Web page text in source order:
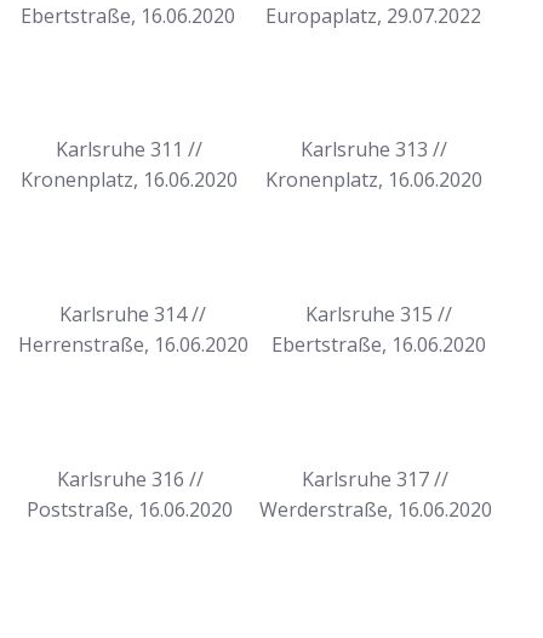
Ebertstraße, 16.06.2020
Europaplatz, 29.07.2022
Karlsruhe 311 //
Kronenplatz, 16.06.2020
Karlsruhe 313 //
Kronenplatz, 16.06.2020
Karlsruhe 314 //
Herrenstraße, 16.06.2020
Karlsruhe 315 //
Ebertstraße, 16.06.2020
Karlsruhe 316 //
Poststraße, 16.06.2020
Karlsruhe 317 //
Werderstraße, 16.06.2020